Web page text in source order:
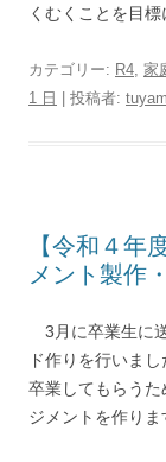
くむくことを目
カテゴリー: R4, 家
1 日
投稿者:
【令和４年
メント製作
3月に卒業生に
ド作りを行いま
卒業してもらう
ジメントを作り